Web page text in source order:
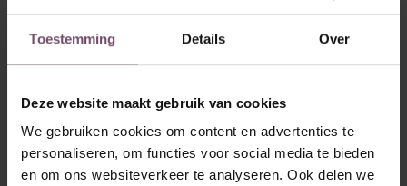
Toestemming Details Over
Deze website maakt gebruik van cookies
We gebruiken cookies om content en advertenties te
personaliseren, om functies voor social media te bieden
en om ons websiteverkeer te analyseren. Ook delen we
Hoe neem je je team mee in
digitalisatie?
Hoe neem je je team mee in digitalisatie? Succesvolle ERP-implementatie
begint bij betrokkenheid Digitalisatie biedt tal van voordelen: meer
efficiëntie, minder fouten, betere rapportering. Toch botst...